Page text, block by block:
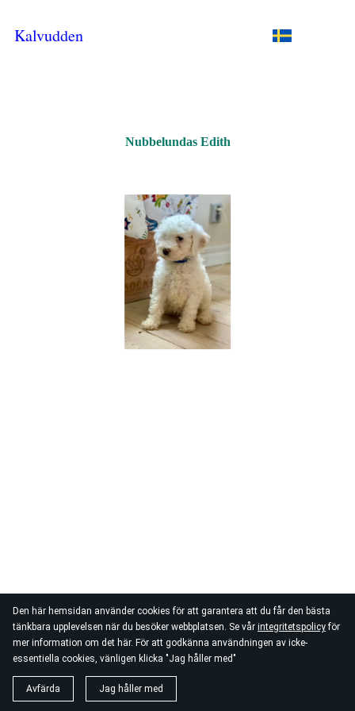
Den här hemsidan använder cookies för att garantera att du får den bästa
tänkbara upplevelsen när du besöker webbplatsen. Se vår integritetspolicyför
mer information om det här. För att godkänna användningen av icke-
essentiella cookies, vänligen klicka "Jag håller med"
Avfärda Jag håller med
Kalvudden
Nubbelundas Edith